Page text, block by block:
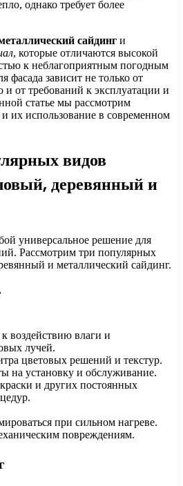
однако требует более
сайдинг и
, которые отличаются высокой
к неблагоприятным погодным
фасада зависит не только от
от требований к эксплуатации и
статье мы рассмотрим
их использование в современном
видов
деревянный и
универсальное решение для
Рассмотрим три популярных
и металлический сайдинг.
воздействию влаги и
лучей.
цветовых решений и текстур.
на установку и обслуживание.
и других постоянных
при сильном нагреве.
повреждениям.